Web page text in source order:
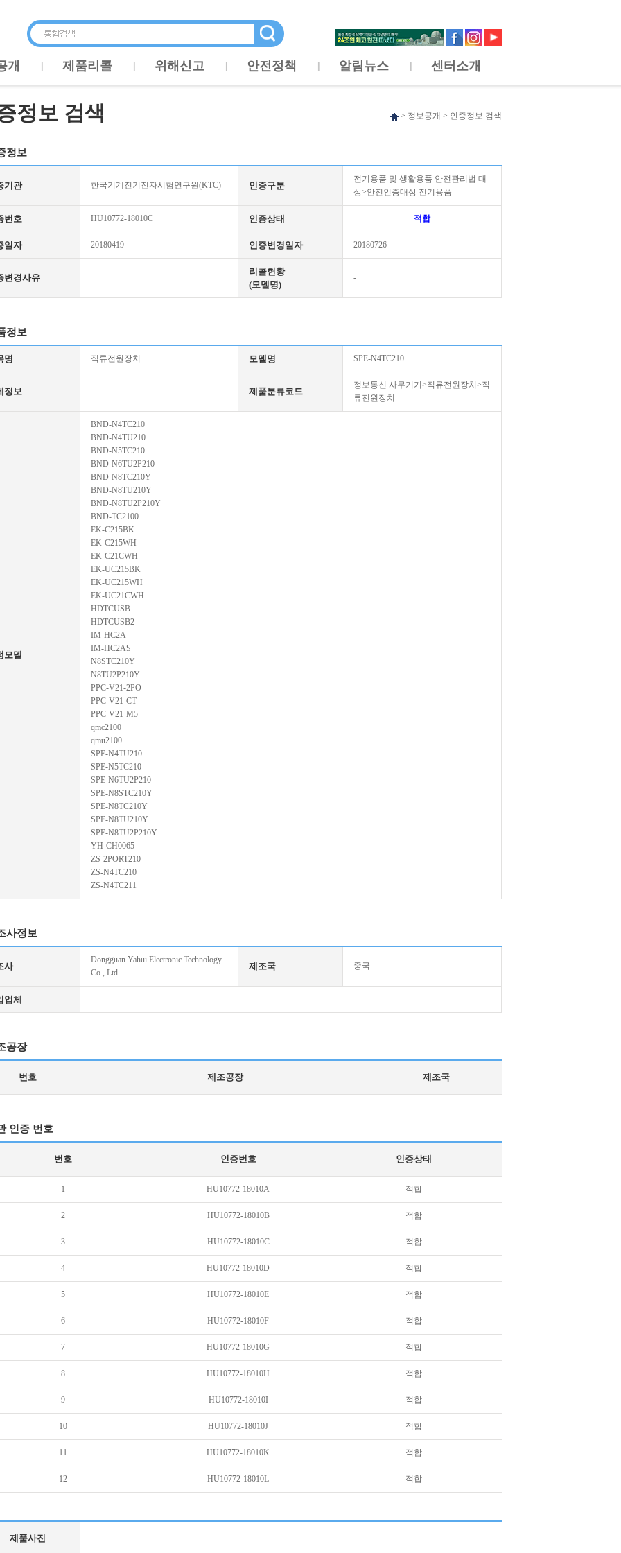
개 제품리콜 위해신고 안전정책 알림뉴스 센터소개
정보 검색 > 정보공개 > 인증정보 검색
정보
기관 한국기계전기전자시험연구원(KTC) 인증구분
전기용품 및 생활용품 안전관리법 대
상>안전인증대상 전기용품
번호 HU10772-18010C 인증상태 적합
일자 20180419 인증변경일자 20180726
변경사유
리콜현황
(모델명)
-
정보
명 직류전원장치 모델명 SPE-N4TC210
정보 제품분류코드
정보통신 사무기기>직류전원장치>직
류전원장치
모델
BND-N4TC210
BND-N4TU210
BND-N5TC210
BND-N6TU2P210
BND-N8TC210Y
BND-N8TU210Y
BND-N8TU2P210Y
BND-TC2100
EK-C215BK
EK-C215WH
EK-C21CWH
EK-UC215BK
EK-UC215WH
EK-UC21CWH
HDTCUSB
HDTCUSB2
IM-HC2A
IM-HC2AS
N8STC210Y
N8TU2P210Y
PPC-V21-2PO
PPC-V21-CT
PPC-V21-M5
qmc2100
qmu2100
SPE-N4TU210
SPE-N5TC210
SPE-N6TU2P210
SPE-N8STC210Y
SPE-N8TC210Y
SPE-N8TU210Y
SPE-N8TU2P210Y
YH-CH0065
ZS-2PORT210
ZS-N4TC210
ZS-N4TC211
사정보
사
Dongguan Yahui Electronic Technology
Co., Ltd.
제조국 중국
업체
공장
번호 제조공장 제조국
인증 번호
번호 인증번호 인증상태
1 HU10772-18010A 적합
2 HU10772-18010B 적합
3 HU10772-18010C 적합
4 HU10772-18010D 적합
5 HU10772-18010E 적합
6 HU10772-18010F 적합
7 HU10772-18010G 적합
8 HU10772-18010H 적합
9 HU10772-18010I 적합
10 HU10772-18010J 적합
11 HU10772-18010K 적합
12 HU10772-18010L 적합
제품사진